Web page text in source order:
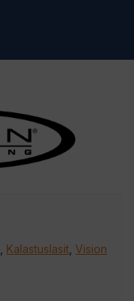
, Kalastuslasit, Vision